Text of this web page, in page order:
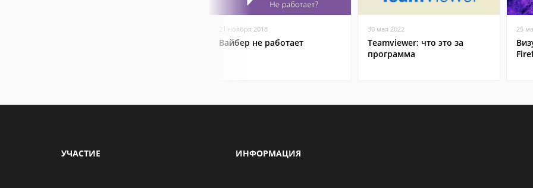
21 ноября 2018
Вайбер не работает
30 мая 2022
Teamviewer: что это за
программа
25
УЧАСТИЕ ИНФОРМАЦИЯ